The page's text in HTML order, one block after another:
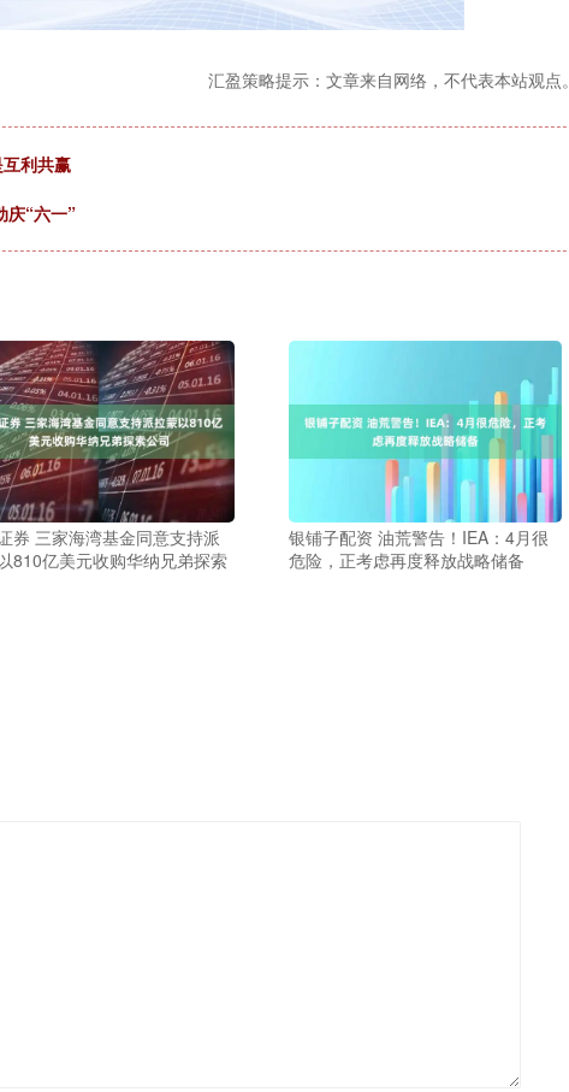
汇盈策略提示：文章来自网络，不代表本站观点。
利共赢
庆“六一”
券 三家海湾基金同意支持派
810亿美元收购华纳兄弟探索
银铺子配资 油荒警告！IEA：4月很
危险，正考虑再度释放战略储备